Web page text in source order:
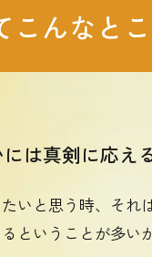
こんなと
は真剣に応え
いと思う時、それ
ということが多い